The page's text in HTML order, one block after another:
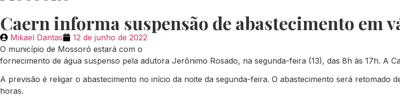
Caern informa suspensão de abastecimento em
Mikael Dantas
12 de junho de 2022
O município de Mossoró estará com o
fornecimento de água suspenso pela adutora Jerônimo Rosado, na segunda-feira (13), das 8h às 17h. A
A previsão é religar o abastecimento no início da noite da segunda-feira. O abastecimento será retomado
horas.